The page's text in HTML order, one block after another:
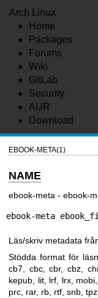
Arch Linux
Home
Packages
Forums
Wiki
GitLab
Security
AUR
Download
EBOOK-META(1)
NAME
ebook-meta - ebook-
ebook-meta
Läs/skriv metadata
Stödda format för
cb7, cbc, cbr, cbz,
kepub, lit, lrf, lrx,
prc, rar, rb, rtf, snb,